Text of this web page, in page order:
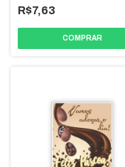
R$7,63